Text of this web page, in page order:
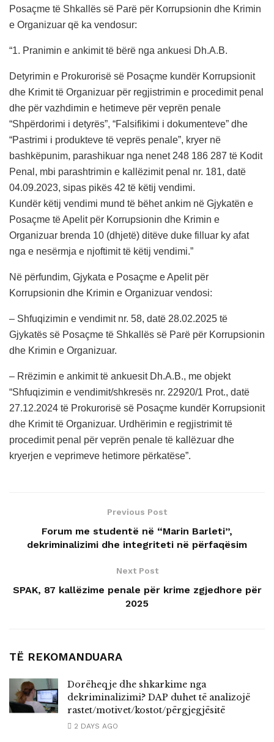
Posaçme të Shkallës së Parë për Korrupsionin dhe Krimin
e Organizuar që ka vendosur:
“1. Pranimin e ankimit të bërë nga ankuesi Dh.A.B.
Detyrimin e Prokurorisë së Posaçme kundër Korrupsionit
dhe Krimit të Organizuar për regjistrimin e procedimit penal
dhe për vazhdimin e hetimeve për veprën penale
“Shpërdorimi i detyrës”, “Falsifikimi i dokumenteve” dhe
“Pastrimi i produkteve të veprës penale”, kryer në
bashkëpunim, parashikuar nga nenet 248 186 287 të Kodit
Penal, mbi parashtrimin e kallëzimit penal nr. 181, datë
04.09.2023, sipas pikës 42 të këtij vendimi.
Kundër këtij vendimi mund të bëhet ankim në Gjykatën e
Posaçme të Apelit për Korrupsionin dhe Krimin e
Organizuar brenda 10 (dhjetë) ditëve duke filluar ky afat
nga e nesërmja e njoftimit të këtij vendimi.”
Në përfundim, Gjykata e Posaçme e Apelit për
Korrupsionin dhe Krimin e Organizuar vendosi:
– Shfuqizimin e vendimit nr. 58, datë 28.02.2025 të
Gjykatës së Posaçme të Shkallës së Parë për Korrupsionin
dhe Krimin e Organizuar.
– Rrëzimin e ankimit të ankuesit Dh.A.B., me objekt
“Shfuqizimin e vendimit/shkresës nr. 22920/1 Prot., datë
27.12.2024 të Prokurorisë së Posaçme kundër Korrupsionit
dhe Krimit të Organizuar. Urdhërimin e regjistrimit të
procedimit penal për veprën penale të kallëzuar dhe
kryerjen e veprimeve hetimore përkatëse”.
Previous Post
Forum me studentë në “Marin Barleti”,
dekriminalizimi dhe integriteti në përfaqësim
Next Post
SPAK, 87 kallëzime penale për krime zgjedhore për
2025
TË REKOMANDUARA
Dorëheqje dhe shkarkime nga
dekriminalizimi? DAP duhet të analizojë
rastet/motivet/kostot/përgjegjësitë
2 DAYS AGO